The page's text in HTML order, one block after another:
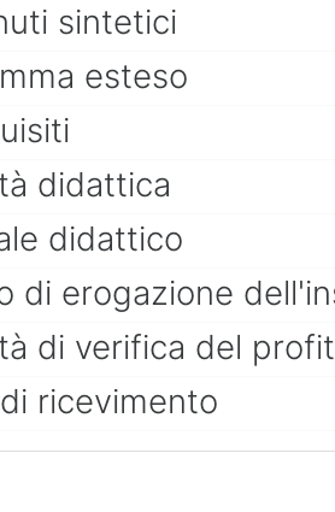
sintetici
esteso
didattica
didattico
di erogazione
di verifica del
ricevimento